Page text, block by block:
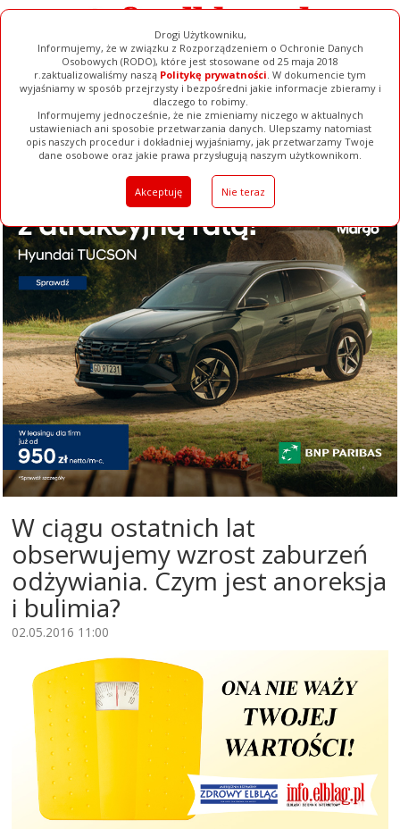
Drogi Użytkowniku,
Informujemy, że w związku z Rozporządzeniem o Ochronie Danych
Osobowych (RODO), które jest stosowane od 25 maja 2018
r.zaktualizowaliśmy naszą Politykę prywatności. W dokumencie tym
wyjaśniamy w sposób przejrzysty i bezpośredni jakie informacje zbieramy i
dlaczego to robimy.
Informujemy jednocześnie, że nie zmieniamy niczego w aktualnych
ustawieniach ani sposobie przetwarzania danych. Ulepszamy natomiast
opis naszych procedur i dokładniej wyjaśniamy, jak przetwarzamy Twoje
dane osobowe oraz jakie prawa przysługują naszym użytkownikom.
Akceptuję Nie teraz
Ogłoszenia Filmy Galerie Baza Firm Pełna Wersja
W ciągu ostatnich lat
obserwujemy wzrost zaburzeń
odżywiania. Czym jest anoreksja
i bulimia?
02.05.2016 11:00